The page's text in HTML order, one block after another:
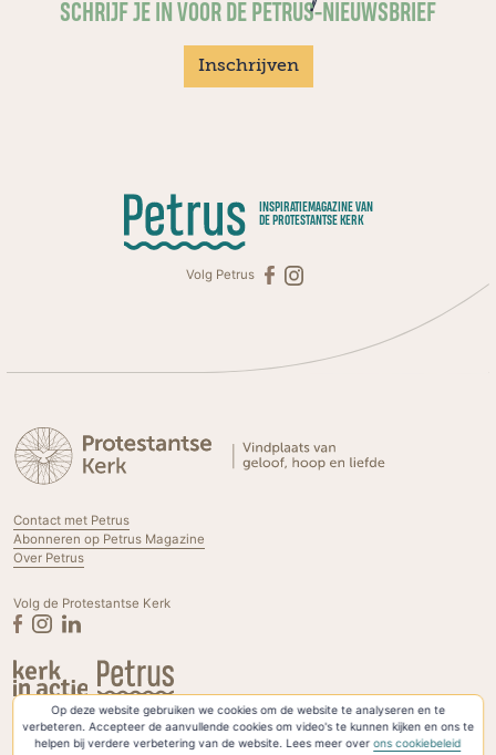
Op deze website gebruiken we cookies om de website te analyseren en te
verbeteren. Accepteer de aanvullende cookies om video's te kunnen kijken en ons te
helpen bij verdere verbetering van de website. Lees meer overons cookiebeleid
SCHRIJF JE IN VOOR DE PETRUS-NIEUWSBRIEF
Inschrijven
INSPIRATIEMAGAZINE VAN
DE PROTESTANTSE KERK
Volg Petrus
Contact met Petrus
Abonneren op Petrus Magazine
Over Petrus
Volg de Protestantse Kerk
Privacyverklaring & Cookies